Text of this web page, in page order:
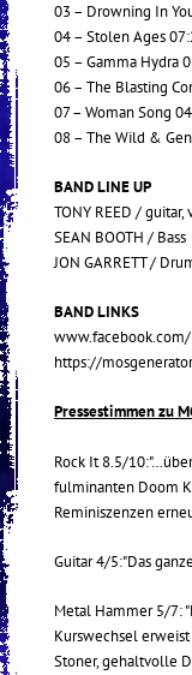
03 – Drowning In
04 – Stolen Ages
05 – Gamma Hydra
06 – The Blasting
07 – Woman Song
08 – The Wild &
BAND LINE UP
TONY REED /
SEAN BOOTH / Bass
JON GARRETT /
BAND LINKS
https://
Pressestimmen zu
Rock It 8.5/
fulminanten Doom
Reminiszenzen
Guitar 4/5:"Das
Metal Hammer 5/7:
Kurswechsel
Stoner, gehaltvolle